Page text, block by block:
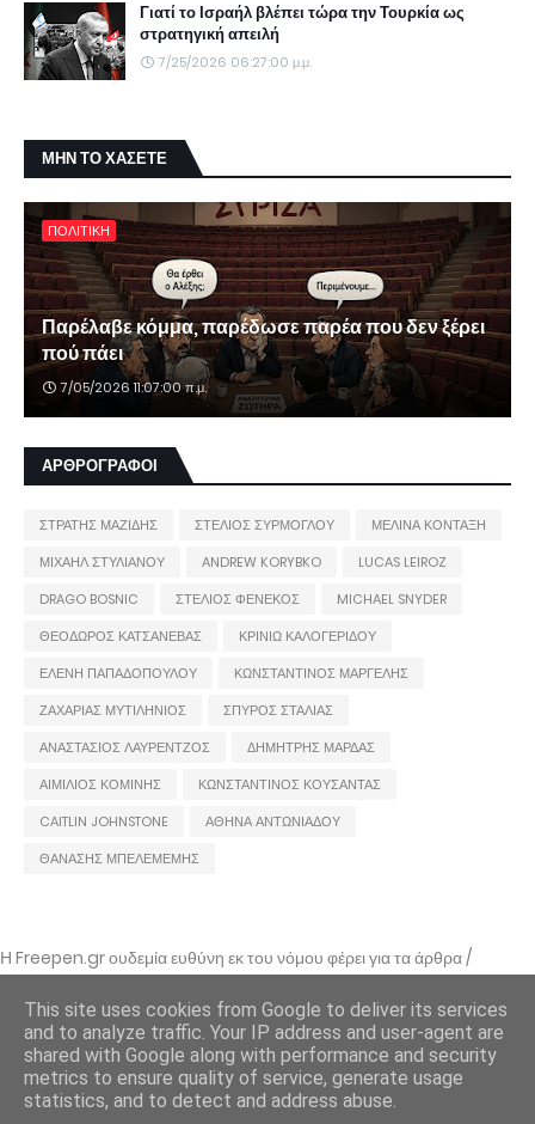
Γιατί το Ισραήλ βλέπει τώρα την Τουρκία ως
στρατηγική απειλή
7/25/2026 06:27:00 μ.μ.
ΜΗΝ ΤΟ ΧΑΣΕΤΕ
ΠΟΛΙΤΙΚΗ
Παρέλαβε κόμμα, παρέδωσε παρέα που δεν ξέρει
πού πάει
7/05/2026 11:07:00 π.μ.
ΑΡΘΡΟΓΡΑΦΟΙ
ΣΤΡΑΤΗΣ ΜΑΖΙΔΗΣ ΣΤΕΛΙΟΣ ΣΥΡΜΟΓΛΟΥ
ΜΕΛΙΝΑ ΚΟΝΤΑΞΗ
ΜΙΧΑΗΛ ΣΤΥΛΙΑΝΟΥ
ANDREW KORYBKO
LUCAS LEIROZ
DRAGO BOSNIC
ΣΤΕΛΙΟΣ ΦΕΝΕΚΟΣ
MICHAEL SNYDER
ΘΕΟΔΩΡΟΣ ΚΑΤΣΑΝΕΒΑΣ
ΚΡΙΝΙΩ ΚΑΛΟΓΕΡΙΔΟΥ
ΕΛΕΝΗ ΠΑΠΑΔΟΠΟΥΛΟΥ
ΚΩΝΣΤΑΝΤΙΝΟΣ ΜΑΡΓΕΛΗΣ
ΖΑΧΑΡΙΑΣ ΜΥΤΙΛΗΝΙΟΣ
ΣΠΥΡΟΣ ΣΤΑΛΙΑΣ
ΑΝΑΣΤΑΣΙΟΣ ΛΑΥΡΕΝΤΖΟΣ
ΔΗΜΗΤΡΗΣ ΜΑΡΔΑΣ
ΑΙΜΙΛΙΟΣ ΚΟΜΙΝΗΣ
ΚΩΝΣΤΑΝΤΙΝΟΣ ΚΟΥΣΑΝΤΑΣ
CAITLIN JOHNSTONE
ΑΘΗΝΑ ΑΝΤΩΝΙΑΔΟΥ
ΘΑΝΑΣΗΣ ΜΠΕΛΕΜΕΜΗΣ
Η Freepen.gr ουδεμία ευθύνη εκ του νόμου φέρει για τα άρθρα /
αναρτήσεις που δημοσιεύονται και απηχούν τις απόψεις των συντακτών
τους και δε σημαίνει πως τα υιοθετεί. Σε περίπτωση που θεωρείτε πως
θίγεστε από κάποιο εξ αυτών ή ότι υπάρχει κάποιο σφάλμα,
επικοινωνήστε μέσω e-mail
Freepen.gr - 2011 - freepengr@gmail.com
This site uses cookies from Google to deliver its services
and to analyze traffic. Your IP address and user-agent are
shared with Google along with performance and security
metrics to ensure quality of service, generate usage
statistics, and to detect and address abuse.